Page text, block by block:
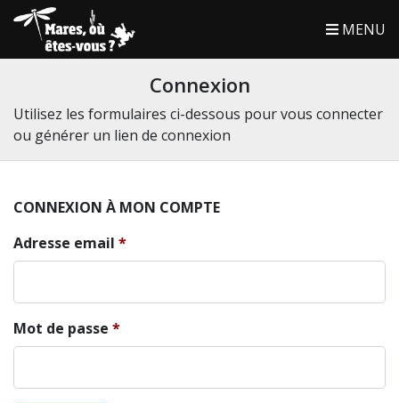
MENU
Connexion
Utilisez les formulaires ci-dessous pour vous connecter
ou générer un lien de connexion
CONNEXION À MON COMPTE
Adresse email
Mot de passe